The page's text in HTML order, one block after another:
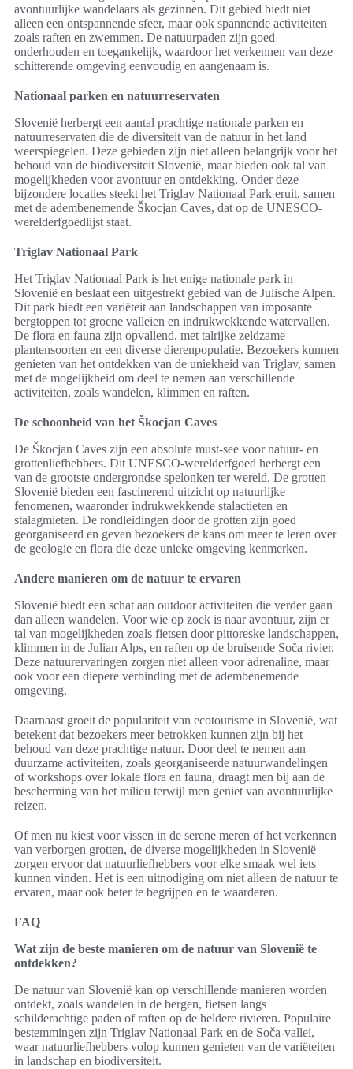
avontuurlijke wandelaars als gezinnen. Dit gebied biedt niet
alleen een ontspannende sfeer, maar ook spannende activiteiten
zoals raften en zwemmen. De natuurpaden zijn goed
onderhouden en toegankelijk, waardoor het verkennen van deze
schitterende omgeving eenvoudig en aangenaam is.
Nationaal parken en natuurreservaten
Slovenië herbergt een aantal prachtige nationale parken en
natuurreservaten die de diversiteit van de natuur in het land
weerspiegelen. Deze gebieden zijn niet alleen belangrijk voor het
behoud van de biodiversiteit Slovenië, maar bieden ook tal van
mogelijkheden voor avontuur en ontdekking. Onder deze
bijzondere locaties steekt het Triglav Nationaal Park eruit, samen
met de adembenemende Škocjan Caves, dat op de UNESCO-
werelderfgoedlijst staat.
Triglav Nationaal Park
Het Triglav Nationaal Park is het enige nationale park in
Slovenië en beslaat een uitgestrekt gebied van de Julische Alpen.
Dit park biedt een variëteit aan landschappen van imposante
bergtoppen tot groene valleien en indrukwekkende watervallen.
De flora en fauna zijn opvallend, met talrijke zeldzame
plantensoorten en een diverse dierenpopulatie. Bezoekers kunnen
genieten van het ontdekken van de uniekheid van Triglav, samen
met de mogelijkheid om deel te nemen aan verschillende
activiteiten, zoals wandelen, klimmen en raften.
De schoonheid van het Škocjan Caves
De Škocjan Caves zijn een absolute must-see voor natuur- en
grottenliefhebbers. Dit UNESCO-werelderfgoed herbergt een
van de grootste ondergrondse spelonken ter wereld. De grotten
Slovenië bieden een fascinerend uitzicht op natuurlijke
fenomenen, waaronder indrukwekkende stalactieten en
stalagmieten. De rondleidingen door de grotten zijn goed
georganiseerd en geven bezoekers de kans om meer te leren over
de geologie en flora die deze unieke omgeving kenmerken.
Andere manieren om de natuur te ervaren
Slovenië biedt een schat aan outdoor activiteiten die verder gaan
dan alleen wandelen. Voor wie op zoek is naar avontuur, zijn er
tal van mogelijkheden zoals fietsen door pittoreske landschappen,
klimmen in de Julian Alps, en raften op de bruisende Soča rivier.
Deze natuurervaringen zorgen niet alleen voor adrenaline, maar
ook voor een diepere verbinding met de adembenemende
omgeving.
Daarnaast groeit de populariteit van ecotourisme in Slovenië, wat
betekent dat bezoekers meer betrokken kunnen zijn bij het
behoud van deze prachtige natuur. Door deel te nemen aan
duurzame activiteiten, zoals georganiseerde natuurwandelingen
of workshops over lokale flora en fauna, draagt men bij aan de
bescherming van het milieu terwijl men geniet van avontuurlijke
reizen.
Of men nu kiest voor vissen in de serene meren of het verkennen
van verborgen grotten, de diverse mogelijkheden in Slovenië
zorgen ervoor dat natuurliefhebbers voor elke smaak wel iets
kunnen vinden. Het is een uitnodiging om niet alleen de natuur te
ervaren, maar ook beter te begrijpen en te waarderen.
FAQ
Wat zijn de beste manieren om de natuur van Slovenië te
ontdekken?
De natuur van Slovenië kan op verschillende manieren worden
ontdekt, zoals wandelen in de bergen, fietsen langs
schilderachtige paden of raften op de heldere rivieren. Populaire
bestemmingen zijn Triglav Nationaal Park en de Soča-vallei,
waar natuurliefhebbers volop kunnen genieten van de variëteiten
in landschap en biodiversiteit.